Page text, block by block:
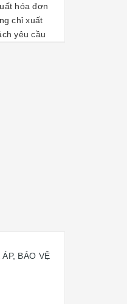
hóa đơn
chỉ xuất
yêu cầu
BẢO VỆ